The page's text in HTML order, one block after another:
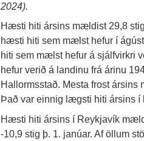
2024).
Hæsti hiti ársins mældist 29,8
hæsti hiti sem mælst hefur í
hiti sem mælst hefur á sjálfvirkri
hefur verið á landinu frá árinu
Hallormsstað. Mesta frost
Það var einnig lægsti hiti ársins í
Hæsti hiti ársins í Reykjavík
-10,9 stig þ. 1. janúar. Af öllum